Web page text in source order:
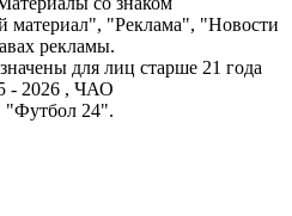
материал", "Реклама", "Новости
рекламы.
для лиц старше 21 года
- 2026 , ЧАО
"Футбол 24".